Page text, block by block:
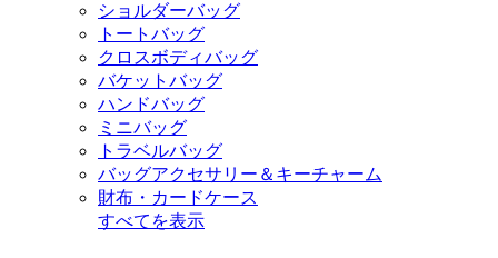
ショルダーバッグ
トートバッグ
クロスボディバッグ
バケットバッグ
ハンドバッグ
ミニバッグ
トラベルバッグ
バッグアクセサリー＆キーチャーム
財布・カードケース
すべてを表示